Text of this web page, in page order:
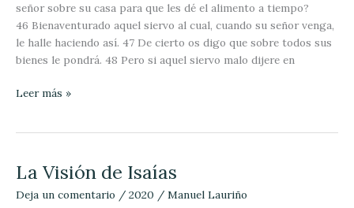
señor sobre su casa para que les dé el alimento a tiempo?
46 Bienaventurado aquel siervo al cual, cuando su señor venga,
le halle haciendo así. 47 De cierto os digo que sobre todos sus
bienes le pondrá. 48 Pero si aquel siervo malo dijere en
Leer más »
La Visión de Isaías
Deja un comentario / 2020 / Manuel Lauriño
La
de